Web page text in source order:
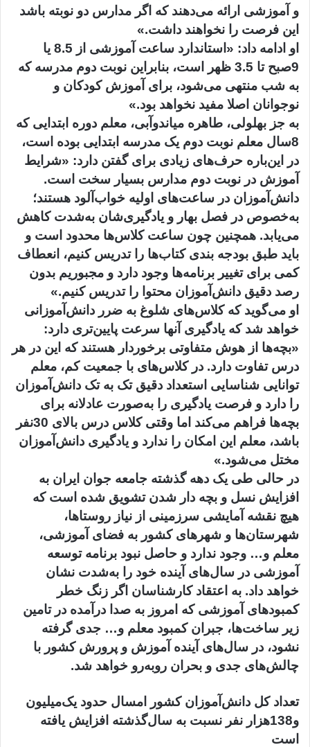
و آموزشی ارائه می‌دهند که اگر مدارس دو نوبته باشد
این فرصت را نخواهند داشت.»
او ادامه داد: «استاندارد ساعت آموزشی از 8.5 یا
9صبح تا 3.5 ظهر است، بنابراین نوبت دوم مدرسه که
به شب منتهی می‌شود، برای آموزش کودکان و
نوجوانان اصلا مفید نخواهد بود.»
به جز بهلولی، طاهره میاندوآبی، معلم دوره ابتدایی که
8سال معلم نوبت دوم یک مدرسه ابتدایی بوده است،
در این‌باره حرف‌های زیادی برای گفتن دارد: «شرایط
آموزش در نوبت دوم مدارس بسیار سخت است.
دانش‌آموزان در ساعت‌های اولیه خواب‌آلود هستند؛
به‌خصوص در فصل بهار و یادگیری‌شان به‌شدت کاهش
می‌یابد. همچنین چون ساعت کلاس‌ها محدود است و
باید طبق بودجه بندی کتاب‌ها را تدریس کنیم، انعطاف
کمی برای تغییر برنامه‌ها وجود دارد و مجبوریم بدون
رصد دقیق دانش‌آموزان محتوا را تدریس کنیم.»
او می‌گوید که کلاس‌های شلوغ به ضرر دانش‌آموزانی
خواهد شد که یادگیری آنها سرعت پایین‌تری دارد:
«بچه‌ها از هوش متفاوتی برخوردار هستند که این در هر
درس تفاوت دارد. در کلاس‌های با جمعیت کم، معلم
توانایی شناسایی استعداد دقیق تک به تک دانش‌آموزان
را دارد و فرصت یادگیری را به‌صورت عادلانه برای
بچه‌ها فراهم می‌کند اما وقتی کلاس درس بالای 30نفر
باشد، معلم این امکان را ندارد و یادگیری دانش‌آموزان
مختل می‌شود.»
در حالی طی یک دهه گذشته جامعه جوان ایران به
افزایش نسل و بچه دار شدن تشویق شده است که
هیچ نقشه آمایشی سرزمینی از نیاز روستاها،
شهرستان‌ها و شهرهای کشور به فضای آموزشی،
معلم و… وجود ندارد و حاصل نبود برنامه توسعه
آموزشی در سال‌های آینده خود را به‌شدت نشان
خواهد داد. به اعتقاد کارشناسان اگر زنگ خطر
کمبودهای آموزشی که امروز به صدا درآمده در تامین
زیر ساخت‌ها، جبران کمبود معلم و… جدی گرفته
نشود، در سال‌های آینده آموزش و پرورش کشور با
چالش‌های جدی و بحران روبه‌رو خواهد شد.
تعداد کل دانش‌آموزان کشور امسال حدود یک‌میلیون
و138هزار نفر نسبت به سال‌گذشته افزایش یافته
است